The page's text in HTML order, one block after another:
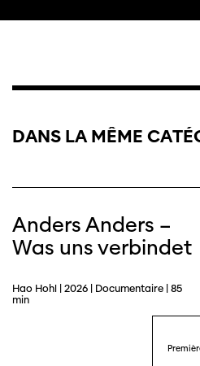
DANS LA MÊME
Anders Anders –
Was uns verbindet
Hao Hohl | 2026 | Documentaire | 85
min